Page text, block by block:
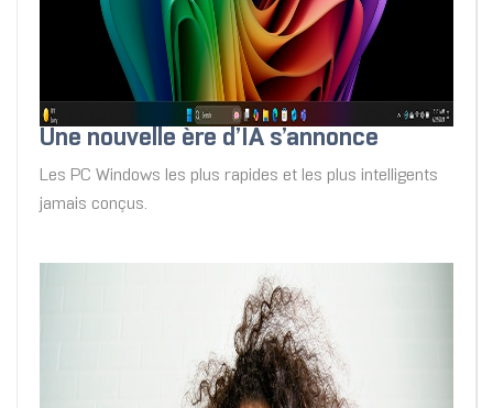
Une nouvelle ère d’IA s’annonce
Les PC Windows les plus rapides et les plus intelligents
jamais conçus.